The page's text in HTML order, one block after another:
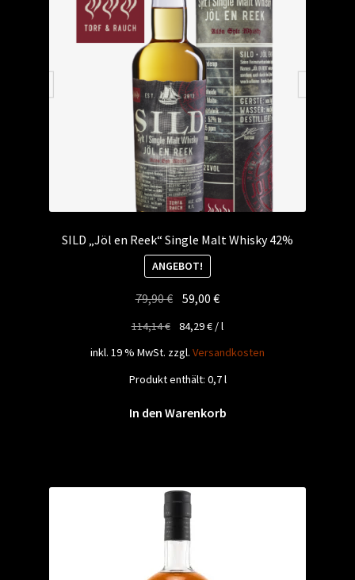
SILD „Jöl en Reek“ Single Malt Whisky 42%
ANGEBOT!
79,90€ Ursprünglicher
79,90 €
59,00€Aktueller
59,00 €.
114,14€ 84,29€ /l
inkl. 19 % MwSt. zzgl. Versandkosten
Produkt enthält: 0,7l
In den Warenkorb